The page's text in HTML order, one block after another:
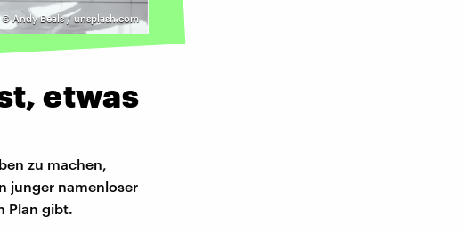
©Andy Beals / unsplash.com
etwas
zu machen,
junger namenloser
Plan gibt.